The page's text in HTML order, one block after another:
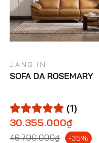
JANG IN
SOFA DA ROSEMARY
(1)
30.355.000₫
46.700.000₫ -35%